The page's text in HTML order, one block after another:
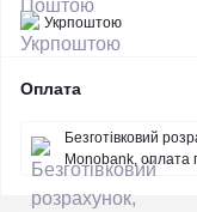
Укрпоштою
Оплата
Безготівковий
Monobank, оплата